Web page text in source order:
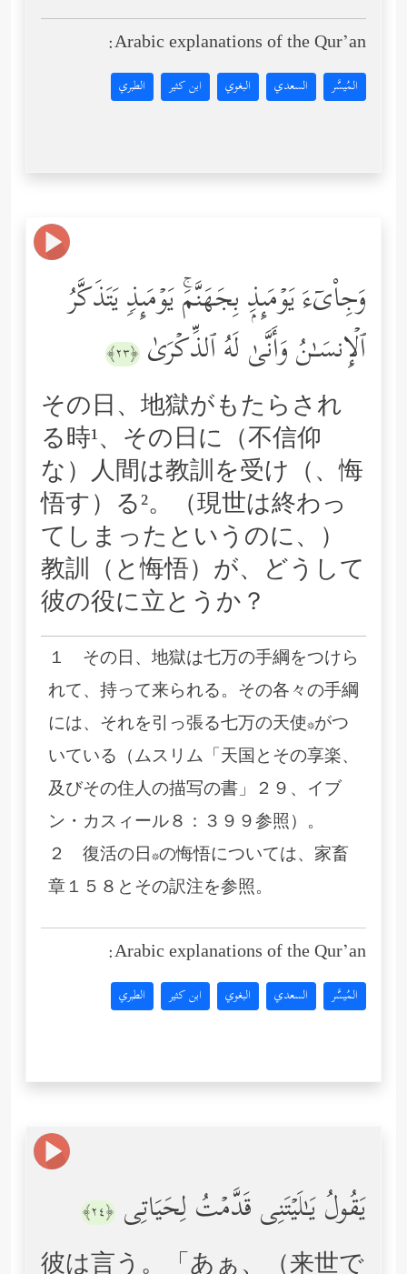
Arabic explanations of the Qur’an:
المُيسَّر السعدي البغوي ابن كثير الطبري
وَجِاْیۤءَ یَوۡمَىِٕذِۭ بِجَهَنَّمَۚ یَوۡمَىِٕذࣲ یَتَذَكَّرُ
ٱلۡإِنسَـٰنُ وَأَنَّىٰ لَهُ ٱلذِّكۡرَىٰ ﴿٢٣﴾
その日、地獄がもたらされ
る時¹、その日に（不信仰
な）人間は教訓を受け（、悔
悟す）る²。（現世は終わっ
てしまったというのに、）
教訓（と悔悟）が、どうして
彼の役に立とうか？
１ その日、地獄は七万の手綱をつけら
れて、持って来られる。その各々の手綱
には、それを引っ張る七万の天使*がつ
いている（ムスリム「天国とその享楽、
及びその住人の描写の書」２９、イブ
ン・カスィール８：３９９参照）。
２ 復活の日*の悔悟については、家畜
章１５８とその訳注を参照。
Arabic explanations of the Qur’an:
المُيسَّر السعدي البغوي ابن كثير الطبري
یَقُولُ یَـٰلَیۡتَنِی قَدَّمۡتُ لِحَیَاتِی ﴿٢٤﴾